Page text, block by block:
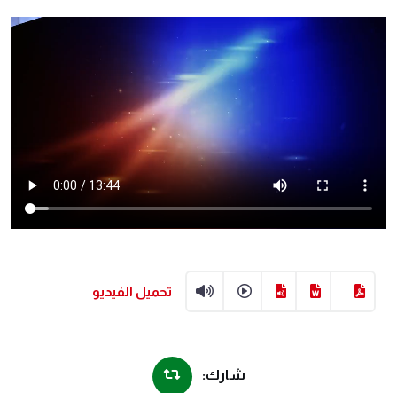
تحميل الفيديو
شارك: